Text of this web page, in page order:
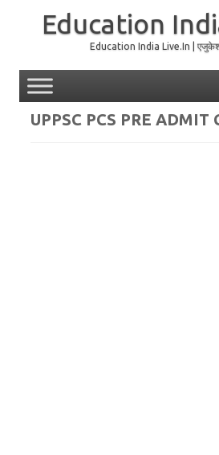
Education
Education India Live.In |
UPPSC PCS PRE ADMIT